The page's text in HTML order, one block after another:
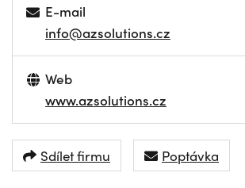
E-mail
info@azsolutions.cz
Web
www.azsolutions.cz
Sdílet firmu Poptávka